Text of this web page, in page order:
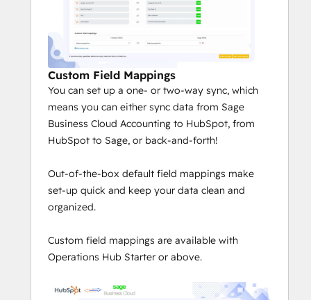
Custom Field Mappings
You can set up a one- or two-way sync, which
means you can either sync data from Sage
Business Cloud Accounting to HubSpot, from
HubSpot to Sage, or back-and-forth!
Out-of-the-box default field mappings make
set-up quick and keep your data clean and
organized.
Custom field mappings are available with
Operations Hub Starter or above.